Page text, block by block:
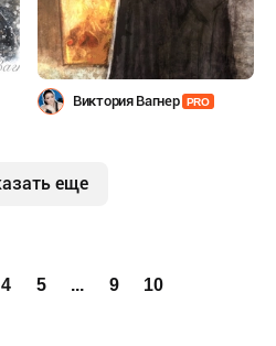
Виктория Вагнер PRO
еще
4 5 ... 9 10